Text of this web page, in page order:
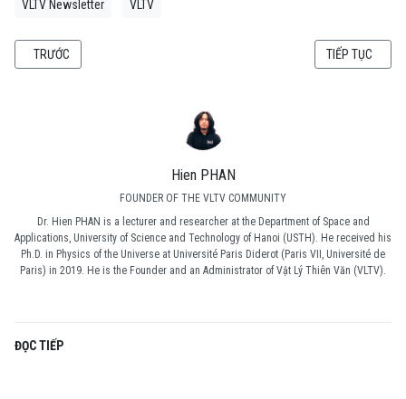
Hien PHAN
FOUNDER OF THE VLTV COMMUNITY
Dr. Hien PHAN is a lecturer and researcher at the Department of Space and
Applications, University of Science and Technology of Hanoi (USTH). He received his
Ph.D. in Physics of the Universe at Université Paris Diderot (Paris VII, Université de
Paris) in 2019. He is the Founder and an Administrator of Vật Lý Thiên Văn (VLTV).
ĐỌC TIẾP
VLTV Newsletter VLTV
BÀI VIẾT TRƯỚC: BẢN TIN VLTV - VLTV NEWSLETTER THÁNG 08/2023
TRƯỚC BÀI VIẾT KẾ
TIẾP TỤC